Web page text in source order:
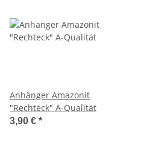
Anhänger Amazonit
"Rechteck" A-Qualität
3,90 € *